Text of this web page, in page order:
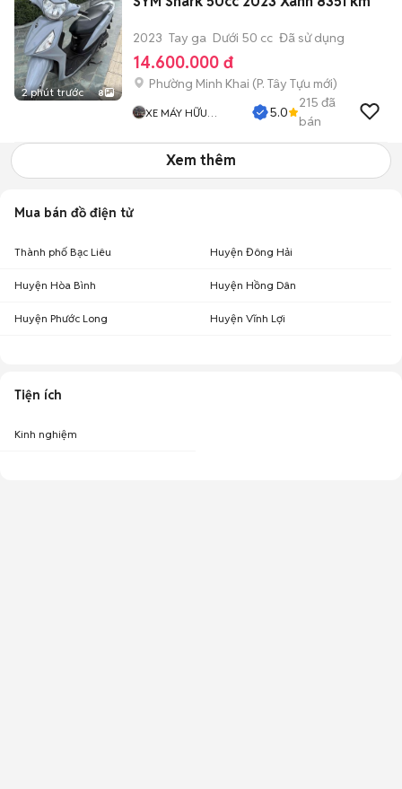
2 phút trước 8
2023 Tay ga Dưới 50 cc Đã sử dụng
14.600.000 đ
Phường Minh Khai (P. Tây Tựu mới)
XE MÁY HỮU
5.0
215 đã
bán
Xem thêm
Mua bán đồ điện tử
Thành phố Bạc Liêu Huyện Đông Hải
Huyện Hòa Bình Huyện Hồng Dân
Huyện Phước Long Huyện Vĩnh Lợi
Tiện ích
Kinh nghiệm